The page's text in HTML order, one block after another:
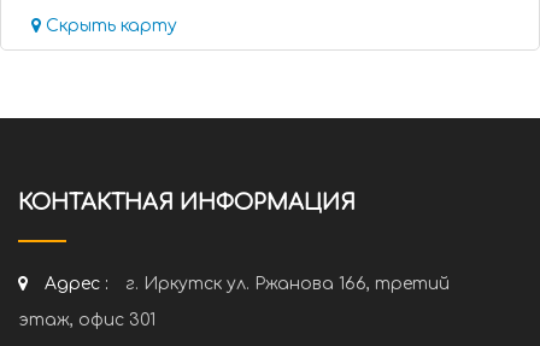
Скрыть карту
КОНТАКТНАЯ ИНФОРМАЦИЯ
Адрес :
г. Иркутск ул. Ржанова 166, третий
этаж, офис 301